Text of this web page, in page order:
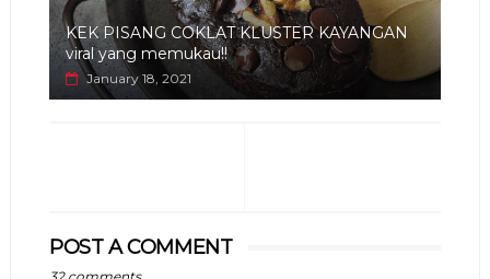
KEK PISANG COKLAT KLUSTER KAYANGAN
viral yang memukau!!
January 18, 2021
POST A COMMENT